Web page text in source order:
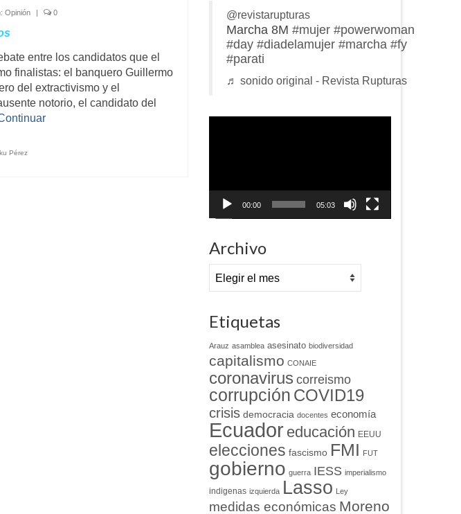
Opinión | 0
entre los candidatos que el
finalistas: el banquero Guillermo
del extractivismo y el
notorio, el candidato del
Pérez
@revistarupturas
Marcha 8M #mujer #powerwoman
#day #diadelamujer #marcha #fy
#parati
♬ sonido original - Revista Rupturas
00:00 05:03
Archivo
Archivo
Etiquetas
Arauz asamblea asesinato biodiversidad
capitalismo CONAIE
coronavirus correismo
corrupción COVID19
crisis democracia docentes economía
Ecuador educación EEUU
elecciones fascismo FMI FUT
gobierno guerra IESS imperialismo
indigenas izquierda Lasso Ley
medidas económicas Moreno